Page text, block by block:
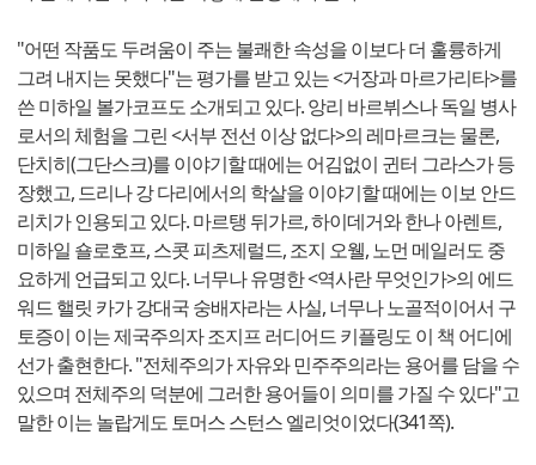
"어떤 작품도 두려움이 주는 불쾌한 속성을 이보다 더 훌륭하게
그려 내지는 못했다"는 평가를 받고 있는 <거장과 마르가리타>를
쓴 미하일 볼가코프도 소개되고 있다. 앙리 바르뷔스나 독일 병사
로서의 체험을 그린 <서부 전선 이상 없다>의 레마르크는 물론,
단치히(그단스크)를 이야기할 때에는 어김없이 귄터 그라스가 등
장했고, 드리나 강 다리에서의 학살을 이야기할 때에는 이보 안드
리치가 인용되고 있다. 마르탱 뒤가르, 하이데거와 한나 아렌트,
미하일 숄로호프, 스콧 피츠제럴드, 조지 오웰, 노먼 메일러도 중
요하게 언급되고 있다. 너무나 유명한 <역사란 무엇인가>의 에드
워드 핼릿 카가 강대국 숭배자라는 사실, 너무나 노골적이어서 구
토증이 이는 제국주의자 조지프 러디어드 키플링도 이 책 어디에
선가 출현한다. "전체주의가 자유와 민주주의라는 용어를 담을 수
있으며 전체주의 덕분에 그러한 용어들이 의미를 가질 수 있다"고
말한 이는 놀랍게도 토머스 스턴스 엘리엇이었다(341쪽).